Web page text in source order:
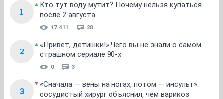
1
Кто тут воду мутит? Почему нельзя купаться
после 2 августа
17 411 28
2
«Привет, детишки!» Чего вы не знали о самом
страшном сериале 90-х
0 3
3
«Сначала — вены на ногах, потом — инсульт»:
сосудистый хирург объяснил, чем варикоз